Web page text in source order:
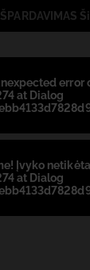
error
at Dialog
Įvyko
at Dialog